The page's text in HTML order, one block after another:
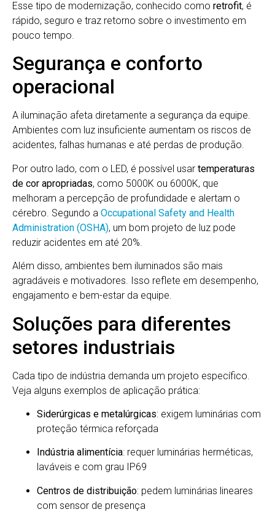
Esse tipo de modernização, conhecido como retrofit, é
rápido, seguro e traz retorno sobre o investimento em
pouco tempo.
Segurança e conforto
operacional
A iluminação afeta diretamente a segurança da equipe.
Ambientes com luz insuficiente aumentam os riscos de
acidentes, falhas humanas e até perdas de produção.
Por outro lado, com o LED, é possível usar temperaturas
de cor apropriadas, como 5000K ou 6000K, que
melhoram a percepção de profundidade e alertam o
cérebro. Segundo a Occupational Safety and Health
Administration (OSHA), um bom projeto de luz pode
reduzir acidentes em até 20%.
Além disso, ambientes bem iluminados são mais
agradáveis e motivadores. Isso reflete em desempenho,
engajamento e bem-estar da equipe.
Soluções para diferentes
setores industriais
Cada tipo de indústria demanda um projeto específico.
Veja alguns exemplos de aplicação prática:
Siderúrgicas e metalúrgicas: exigem luminárias com
proteção térmica reforçada
Indústria alimentícia: requer luminárias herméticas,
laváveis e com grau IP69
Centros de distribuição: pedem luminárias lineares
com sensor de presença